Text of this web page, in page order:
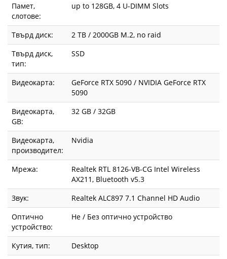
|
Fly.bg
Памет,
слотове:
up to 128GB, 4 U-DIMM Slots
Твърд диск:
2 TB / 2000GB M.2, no raid
Твърд диск,
тип:
SSD
Видеокарта:
GeForce RTX 5090 / NVIDIA GeForce RTX
5090
Видеокарта,
GВ:
32 GB / 32GB
Видеокарта,
производител:
Nvidia
Мрежа:
Realtek RTL 8126-VB-CG Intel Wireless
AX211, Bluetooth v5.3
Звук:
Realtek ALC897 7.1 Channel HD Audio
Оптично
устройство:
Не / Без оптично устройство
Кутия, тип:
Desktop